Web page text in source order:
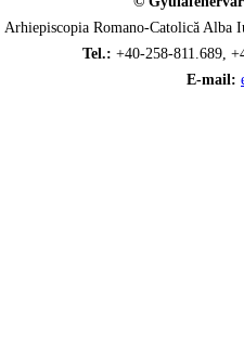
Arhiepiscopia Romano-Catolică
Tel.: +40-258-811.689,
E-mail: